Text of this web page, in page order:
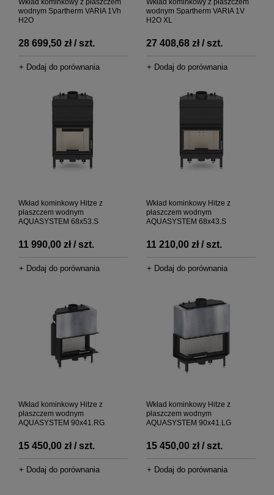
Wkład kominkowy z płaszczem
wodnym Spartherm VARIA 1Vh
H2O
28 699,50 zł / szt.
+ Dodaj do porównania
Wkład kominkowy z płaszczem
wodnym Spartherm VARIA 1V
H2O XL
27 408,68 zł / szt.
+ Dodaj do porównania
Wkład kominkowy Hitze z
płaszczem wodnym
AQUASYSTEM 68x53.S
11 990,00 zł / szt.
+ Dodaj do porównania
Wkład kominkowy Hitze z
płaszczem wodnym
AQUASYSTEM 68x43.S
11 210,00 zł / szt.
+ Dodaj do porównania
Wkład kominkowy Hitze z
płaszczem wodnym
AQUASYSTEM 90x41.RG
15 450,00 zł / szt.
+ Dodaj do porównania
Wkład kominkowy Hitze z
płaszczem wodnym
AQUASYSTEM 90x41.LG
15 450,00 zł / szt.
+ Dodaj do porównania